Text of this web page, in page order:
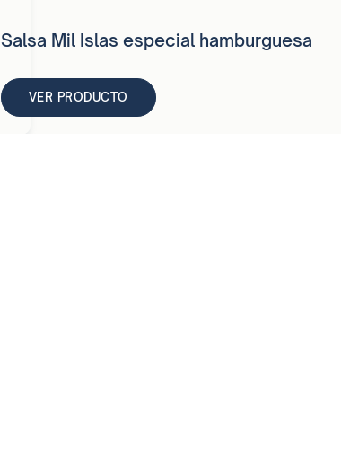
Salsa Mil Islas especial hamburguesa
VER PRODUCTO